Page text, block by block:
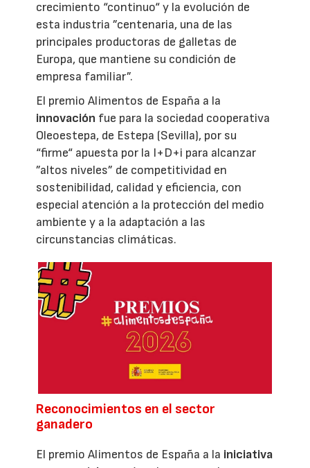
crecimiento “continuo“ y la evolución de
esta industria ”centenaria, una de las
principales productoras de galletas de
Europa, que mantiene su condición de
empresa familiar”.
El premio Alimentos de España a la
innovación fue para la sociedad cooperativa
Oleoestepa, de Estepa (Sevilla), por su
“firme“ apuesta por la I+D+i para alcanzar
”altos niveles” de competitividad en
sostenibilidad, calidad y eficiencia, con
especial atención a la protección del medio
ambiente y a la adaptación a las
circunstancias climáticas.
Reconocimientos en el sector
ganadero
El premio Alimentos de España a la iniciativa